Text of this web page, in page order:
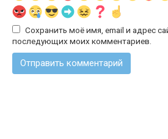
Сохранить моё имя, email и адрес
последующих моих комментариев.